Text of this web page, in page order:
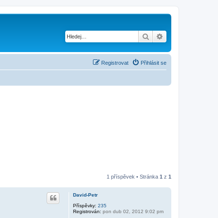
Hledat
Přihlásit se
Registrovat
1 příspěvek • Stránka 1 z 1
David-Petr
Příspěvky: 235
Registrován: pon dub 02, 2012 9:02 pm